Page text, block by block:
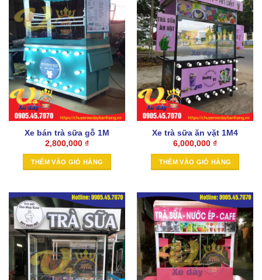
Xe bán trà sữa gỗ 1M
2,800,000 ₫
THÊM VÀO GIỎ HÀNG
Xe trà sữa ăn vặt 1M4
6,000,000 ₫
THÊM VÀO GIỎ HÀNG